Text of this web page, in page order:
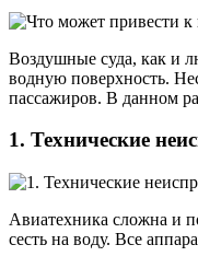
Воздушные суда, как и
водную поверхность.
пассажиров. В данном
1. Технические
Авиатехника сложна и
сесть на воду. Все